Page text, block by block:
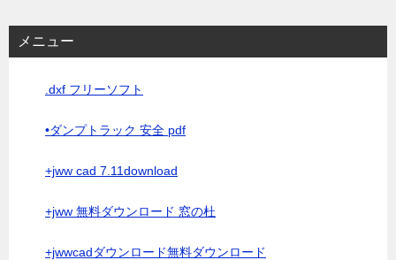
メニュー
.dxf フリーソフト
•ダンプトラック 安全 pdf
+jww cad 7.11download
+jww 無料ダウンロード 窓の杜
+jwwcadダウンロード無料ダウンロード